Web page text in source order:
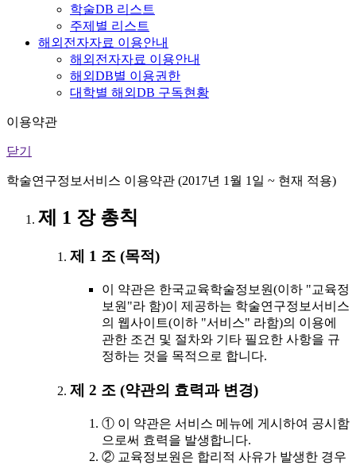
학술DB 리스트
주제별 리스트
해외전자자료 이용안내
해외전자자료 이용안내
해외DB별 이용권한
대학별 해외DB 구독현황
이용약관
닫기
학술연구정보서비스 이용약관 (2017년 1월 1일 ~ 현재 적용)
제 1 장 총칙
제 1 조 (목적)
이 약관은 한국교육학술정보원(이하 "교육정
보원"라 함)이 제공하는 학술연구정보서비스
의 웹사이트(이하 "서비스" 라함)의 이용에
관한 조건 및 절차와 기타 필요한 사항을 규
정하는 것을 목적으로 합니다.
제 2 조 (약관의 효력과 변경)
① 이 약관은 서비스 메뉴에 게시하여 공시함
으로써 효력을 발생합니다.
② 교육정보원은 합리적 사유가 발생한 경우